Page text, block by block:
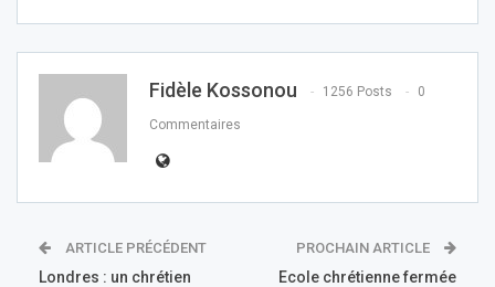
Fidèle Kossonou 1256 Posts 0
Commentaires
ARTICLE PRÉCÉDENT
Londres : un chrétien
PROCHAIN ARTICLE
Ecole chrétienne fermée